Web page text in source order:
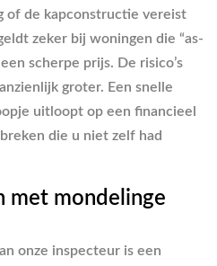
of de kapconstructie vereist
zeker bij woningen die “as-
scherpe prijs. De risico’s
groter. Een snelle
uitloopt op een financieel
die u niet zelf had
met mondelinge
onze inspecteur is een